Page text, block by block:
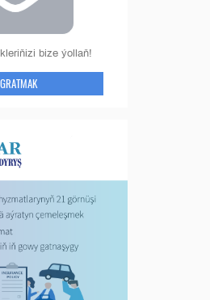
bize ýollaň!